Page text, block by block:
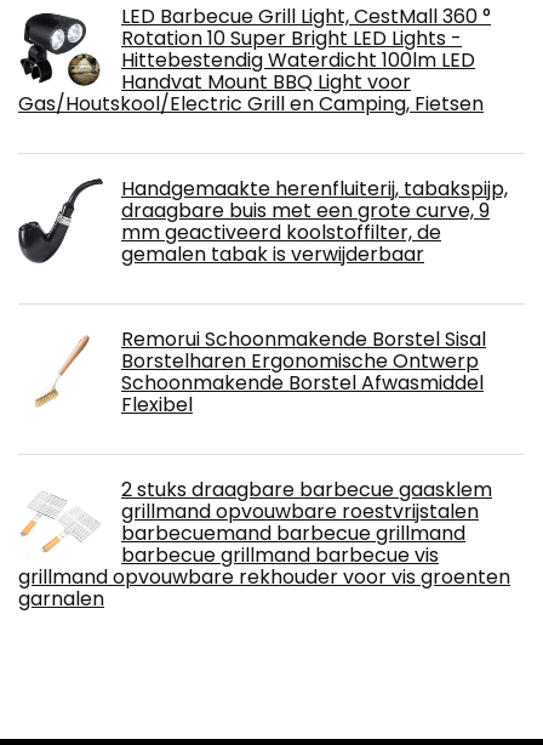
LED Barbecue Grill Light, CestMall 360 °
Rotation 10 Super Bright LED Lights -
Hittebestendig Waterdicht 100lm LED
Handvat Mount BBQ Light voor
Gas/Houtskool/Electric Grill en Camping, Fietsen
Handgemaakte herenfluiterij, tabakspijp,
draagbare buis met een grote curve, 9
mm geactiveerd koolstoffilter, de
gemalen tabak is verwijderbaar
Remorui Schoonmakende Borstel Sisal
Borstelharen Ergonomische Ontwerp
Schoonmakende Borstel Afwasmiddel
Flexibel
2 stuks draagbare barbecue gaasklem
grillmand opvouwbare roestvrijstalen
barbecuemand barbecue grillmand
barbecue grillmand barbecue vis
grillmand opvouwbare rekhouder voor vis groenten
garnalen